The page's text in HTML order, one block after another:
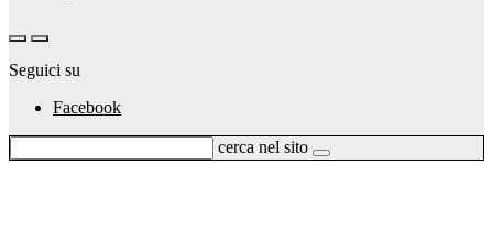
Seguici su
Facebook
cerca nel sito